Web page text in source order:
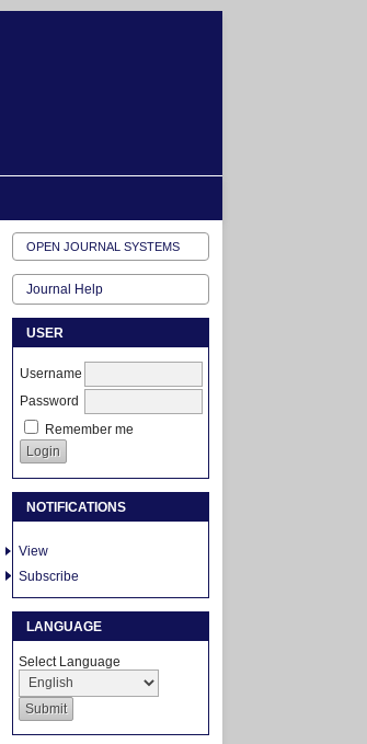
OPEN JOURNAL SYSTEMS
Journal Help
USER
Username
Password
Remember me
NOTIFICATIONS
View
Subscribe
LANGUAGE
Select Language